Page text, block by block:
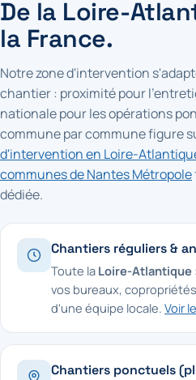
De la Loire-
la France.
Notre zone d'intervention
chantier : proximité pour
nationale pour les opérations
commune par commune figure
d'intervention en Loire-
communes de Nantes Métropole
dédiée.
Chantiers réguliers &
Toute la Loire-Atlantique
vos bureaux,
d'une équipe locale. Voir
Chantiers ponctuels